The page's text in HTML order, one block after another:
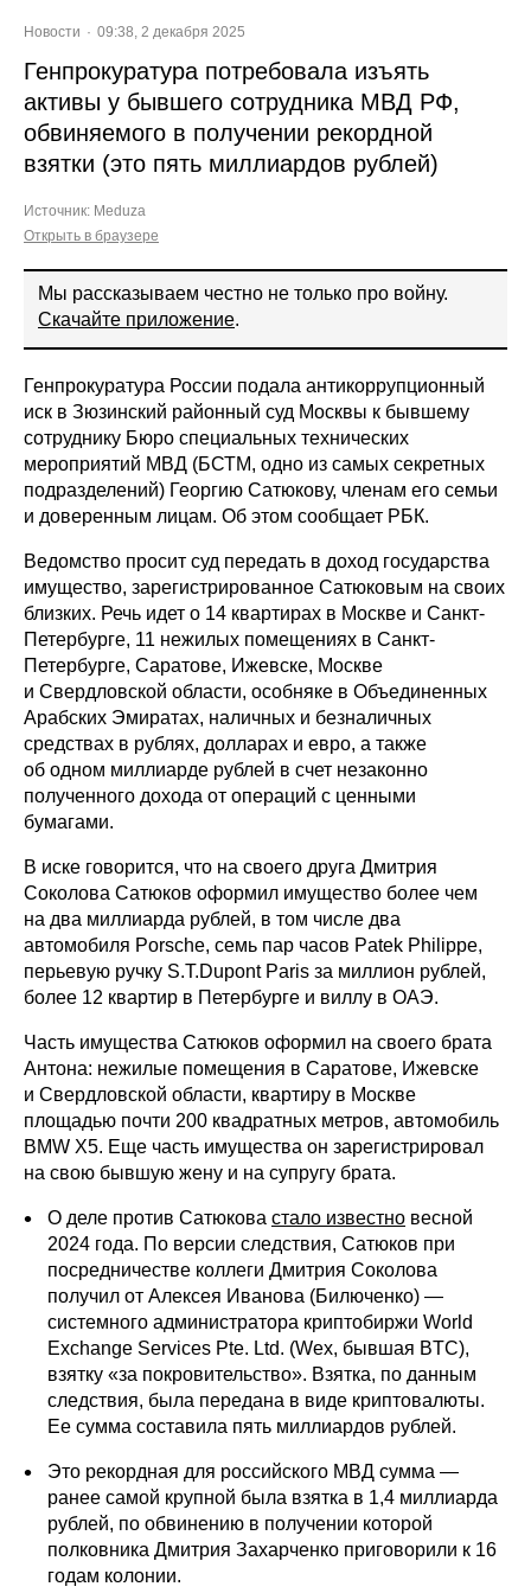
Новости 09:38, 2 декабря 2025
Генпрокуратура потребовала изъять
активы у бывшего сотрудника МВД РФ,
обвиняемого в получении рекордной
взятки (это пять миллиардов рублей)
Источник: Meduza
Открыть в браузере
Мы рассказываем честно не только про войну.
Скачайте приложение.
Генпрокуратура России подала антикоррупционный
иск в Зюзинский районный суд Москвы к бывшему
сотруднику Бюро специальных технических
мероприятий МВД (БСТМ, одно из самых секретных
подразделений) Георгию Сатюкову, членам его семьи
и доверенным лицам. Об этом сообщает РБК.
Ведомство просит суд передать в доход государства
имущество, зарегистрированное Сатюковым на своих
близких. Речь идет о 14 квартирах в Москве и Санкт-
Петербурге, 11 нежилых помещениях в Санкт-
Петербурге, Саратове, Ижевске, Москве
и Свердловской области, особняке в Объединенных
Арабских Эмиратах, наличных и безналичных
средствах в рублях, долларах и евро, а также
об одном миллиарде рублей в счет незаконно
полученного дохода от операций с ценными
бумагами.
В иске говорится, что на своего друга Дмитрия
Соколова Сатюков оформил имущество более чем
на два миллиарда рублей, в том числе два
автомобиля Porsche, семь пар часов Patek Philippe,
перьевую ручку S.T.Dupont Paris за миллион рублей,
более 12 квартир в Петербурге и виллу в ОАЭ.
Часть имущества Сатюков оформил на своего брата
Антона: нежилые помещения в Саратове, Ижевске
и Свердловской области, квартиру в Москве
площадью почти 200 квадратных метров, автомобиль
BMW X5. Еще часть имущества он зарегистрировал
на свою бывшую жену и на супругу брата.
О деле против Сатюкова стало известно весной
2024 года. По версии следствия, Сатюков при
посредничестве коллеги Дмитрия Соколова
получил от Алексея Иванова (Билюченко) —
системного администратора криптобиржи World
Exchange Services Pte. Ltd. (Wex, бывшая BTC),
взятку «за покровительство». Взятка, по данным
следствия, была передана в виде криптовалюты.
Ее сумма составила пять миллиардов рублей.
Это рекордная для российского МВД сумма —
ранее самой крупной была взятка в 1,4 миллиарда
рублей, по обвинению в получении которой
полковника Дмитрия Захарченко приговорили к 16
годам колонии.